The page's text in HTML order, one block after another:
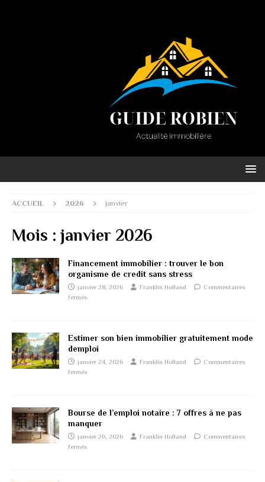
ACCUEIL 2026 janvier
Mois : janvier 2026
Financement immobilier : trouver le bon
organisme de credit sans stress
janvier 28, 2026 Franklin Holland
Commentaires
fermés
Estimer son bien immobilier gratuitement mode
demploi
janvier 24, 2026 Franklin Holland
Commentaires
fermés
Bourse de l’emploi notaire : 7 offres à ne pas
manquer
janvier 20, 2026 Franklin Holland
Commentaires
fermés